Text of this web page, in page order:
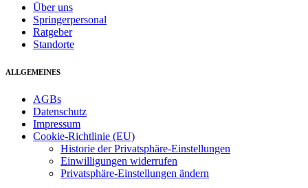
Über uns
Springerpersonal
Ratgeber
Standorte
ALLGEMEINES
AGBs
Datenschutz
Impressum
Cookie-Richtlinie (EU)
Historie der Privatsphäre-Einstellungen
Einwilligungen widerrufen
Privatsphäre-Einstellungen ändern